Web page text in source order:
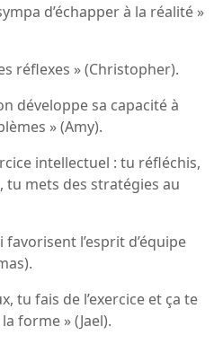
d’échapper à la réalité »
réflexes » (Christopher).
développe sa capacité à
» (Amy).
intellectuel : tu réfléchis,
tu mets des stratégies au
favorisent l’esprit d’équipe
tu fais de l’exercice et ça te
forme » (Jael).